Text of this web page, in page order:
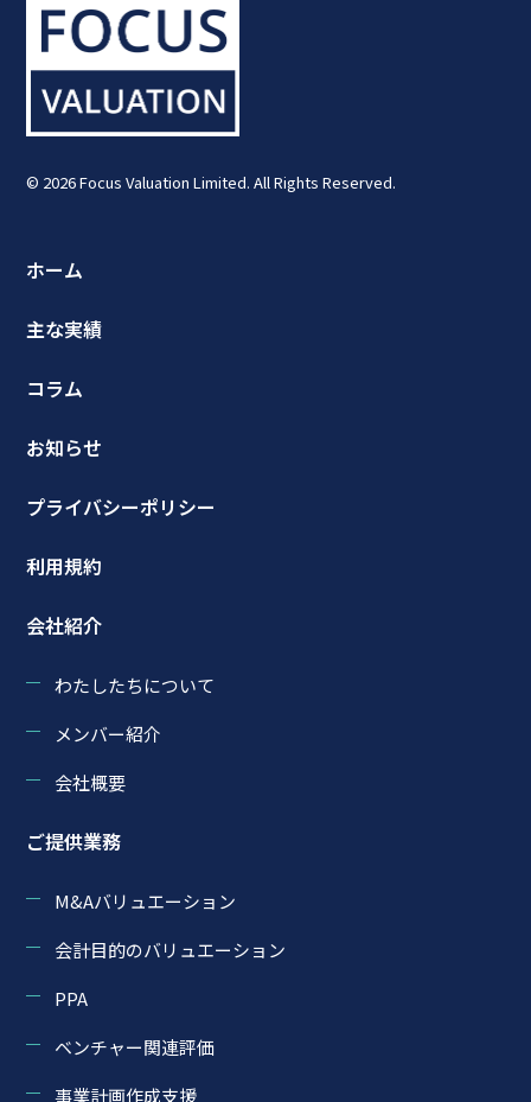
© 2026 Focus Valuation Limited. All Rights Reserved.
ホーム
主な実績
コラム
お知らせ
プライバシーポリシー
利用規約
会社紹介
わたしたちについて
メンバー紹介
会社概要
ご提供業務
M&Aバリュエーション
会計目的のバリュエーション
PPA
ベンチャー関連評価
事業計画作成支援